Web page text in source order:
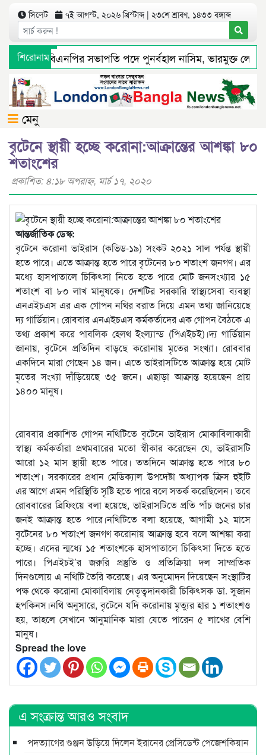
সিলেট ৭ই আগস্ট, ২০২৬ খ্রিস্টাব্দ | ২৩শে শ্রাবণ, ১৪৩৩ বঙ্গাব্দ
শিরোনাম
মহানগর বিএনপির সভাপতি পদে পুনর্বহাল নাসিম, ভারমুক্ত লোদী
সংবাদ প্রকাশের পর সিলেট টিটিসির প্রতারক ড্রাইভার বিল্লাল
মেনু
বৃটেনে স্থায়ী হচ্ছে করোনা:আক্রান্তের আশঙ্কা ৮০
শতাংশের
প্রকাশিত: ৪:১৮ অপরাহ্ণ, মার্চ ১৭, ২০২০
আন্তর্জাতিক ডেস্ক:
বৃটেনে করোনা ভাইরাস (কভিড-১৯) সংকট ২০২১ সাল পর্যন্ত স্থায়ী
হতে পারে। এতে আক্রান্ত হতে পারে বৃটেনের ৮০ শতাংশ জনগণ। এর
মধ্যে হাসপাতালে চিকিৎসা নিতে হতে পারে মোট জনসংখ্যার ১৫
শতাংশ বা ৮০ লাখ মানুষকে। দেশটির সরকারি স্বাস্থ্যসেবা ব্যবস্থা
এনএইচএস এর এক গোপন নথির বরাত দিয়ে এমন তথ্য জানিয়েছে
দ্য গার্ডিয়ান। রোববার এনএইচএস কর্মকর্তাদের এক গোপন বৈঠকে এ
তথ্য প্রকাশ করে পাবলিক হেলথ ইংল্যান্ড (পিএইচই)।দ্য গার্ডিয়ান
জানায়, বৃটেনে প্রতিদিন বাড়ছে করোনায় মৃতের সংখ্যা। রোববার
একদিনে মারা গেছেন ১৪ জন। এতে ভাইরাসটিতে আক্রান্ত হয়ে মোট
মৃতের সংখ্যা দাঁড়িয়েছে ৩৫ জনে। এছাড়া আক্রান্ত হয়েছেন প্রায়
১৪০০ মানুষ।
রোববার প্রকাশিত গোপন নথিটিতে বৃটেনে ভাইরাস মোকাবিলাকারী
স্বাস্থ্য কর্মকর্তারা প্রথমবারের মতো স্বীকার করেছেন যে, ভাইরাসটি
আরো ১২ মাস স্থায়ী হতে পারে। ততদিনে আক্রান্ত হতে পারে ৮০
শতাংশ। সরকারের প্রধান মেডিক্যাল উপদেষ্টা অধ্যাপক ক্রিস হুইটি
এর আগে এমন পরিস্থিতি সৃষ্টি হতে পারে বলে সতর্ক করেছিলেন। তবে
রোববারের ব্রিফিংয়ে বলা হয়েছে, ভাইরাসটিতে প্রতি পাঁচ জনের চার
জনই আক্রান্ত হতে পারে।নথিটিতে বলা হয়েছে, আগামী ১২ মাসে
বৃটেনের ৮০ শতাংশ জনগণ করোনায় আক্রান্ত হবে বলে আশঙ্কা করা
হচ্ছে। এদের ন্মধ্যে ১৫ শতাংশকে হাসপাতালে চিকিৎসা দিতে হতে
পারে। পিএইচই’র জরুরি প্রস্তুতি ও প্রতিক্রিয়া দল সাম্প্রতিক
দিনগুলোয় এ নথিটি তৈরি করেছে। এর অনুমোদন দিয়েছেন সংস্থাটির
পক্ষ থেকে করোনা মোকাবিলায় নেতৃত্বদানকারী চিকিৎসক ডা. সুজান
হপকিনস।নথি অনুসারে, বৃটেনে যদি করোনায় মৃত্যুর হার ১ শতাংশও
হয়, তাহলে সেখানে আনুমানিক মারা যেতে পারেন ৫ লাখের বেশি
মানুষ।
Spread the love
এ সংক্রান্ত আরও সংবাদ
পদত্যাগের গুঞ্জন উড়িয়ে দিলেন ইরানের প্রেসিডেন্ট পেজেশকিয়ান